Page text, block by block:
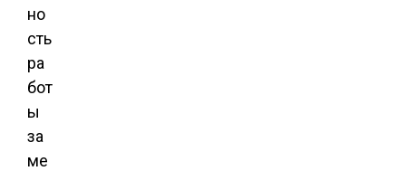
но
сть
ра
бот
ы
за
ме